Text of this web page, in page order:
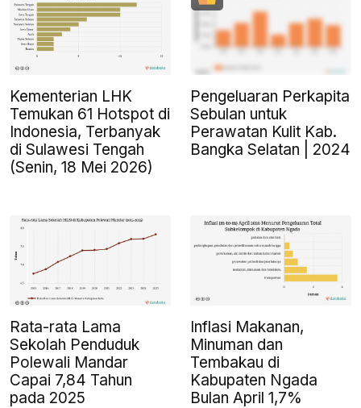
Kementerian LHK
Temukan 61 Hotspot di
Indonesia, Terbanyak
di Sulawesi Tengah
(Senin, 18 Mei 2026)
Pengeluaran Perkapita
Sebulan untuk
Perawatan Kulit Kab.
Bangka Selatan | 2024
Rata-rata Lama
Sekolah Penduduk
Polewali Mandar
Capai 7,84 Tahun
pada 2025
Inflasi Makanan,
Minuman dan
Tembakau di
Kabupaten Ngada
Bulan April 1,7%